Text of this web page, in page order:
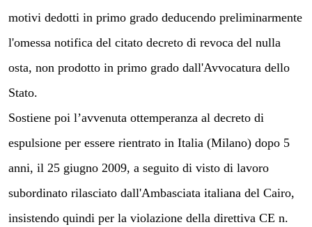
motivi dedotti in primo grado deducendo preliminarmente
l'omessa notifica del citato decreto di revoca del nulla
osta, non prodotto in primo grado dall'Avvocatura dello
Stato.
Sostiene poi l’avvenuta ottemperanza al decreto di
espulsione per essere rientrato in Italia (Milano) dopo 5
anni, il 25 giugno 2009, a seguito di visto di lavoro
subordinato rilasciato dall'Ambasciata italiana del Cairo,
insistendo quindi per la violazione della direttiva CE n.